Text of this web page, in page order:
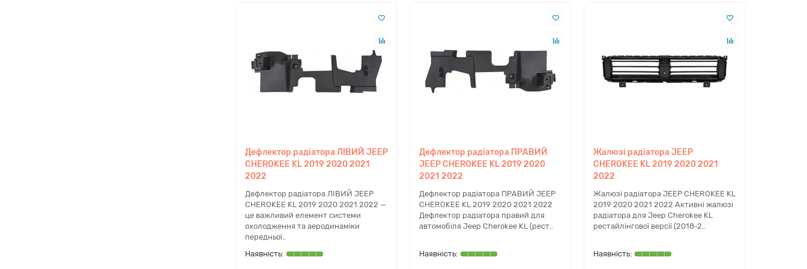
ТЕХНІЧНІ ВІДПОВІДІ ДЛЯ ЛЕГШОГО ПОШУКУ ТА КУПІВЛІ ЗАПЧАСТИН
КУЗОВА
У 2019 році компанія Jeep провела фейсліфтинг, об'єднавши
ДХО та головне світло в єдину LED-фару. Це вимагало зміни
геометрії капота, крил та бампера. Кузовні деталі 2014-2018
років не сумісні з моделями 2019-2022 років.
Оригінальна ляда 2019-2022 виготовляється з композитного
пластику. Цей матеріал не піддається традиційному
рихтуванню спотером. При глибоких тріщинах або порушенні
геометрії після ДТП композитна деталь потребує повної
заміни.
Чому капот на Cherokee KL магнітиться, якщо він
має бути алюмінієвим?
Що означає помилка U0284 на Jeep Cherokee
Дефлектор радіатора ЛІВИЙ JEEP
CHEROKEE KL 2019 2020 2021
2022
Дефлектор радіатора ЛІВИЙ JEEP
CHEROKEE KL 2019 2020 2021 2022 —
це важливий елемент системи
охолодження та аеродинаміки
передньої..
Дефлектор радіатора ПРАВИЙ
JEEP CHEROKEE KL 2019 2020
2021 2022
Дефлектор радіатора ПРАВИЙ JEEP
CHEROKEE KL 2019 2020 2021 2022
Дефлектор радіатора правий для
автомобіля Jeep Cherokee KL (рест..
Жалюзі радіатора JEEP
CHEROKEE KL 2019 2020 2021
2022
Жалюзі радіатора JEEP CHEROKEE KL
2019 2020 2021 2022 Активні жалюзі
радіатора для Jeep Cherokee KL
рестайлінгової версії (2018-2..